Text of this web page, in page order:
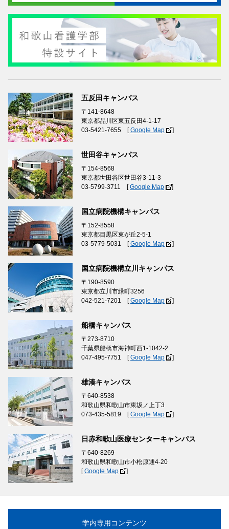
五反田キャンパス
〒141-8648
東京都品川区東五反田4-1-17
03-5421-7655 [Google Map ]
世田谷キャンパス
〒154-8568
東京都世田谷区世田谷3-11-3
03-5799-3711 [Google Map ]
国立病院機構キャンパス
〒152-8558
東京都目黒区東が丘2-5-1
03-5779-5031 [Google Map ]
国立病院機構立川キャンパス
〒190-8590
東京都立川市緑町3256
042-521-7201 [Google Map ]
船橋キャンパス
〒273-8710
千葉県船橋市海神町西1-1042-2
047-495-7751 [Google Map ]
雄湊キャンパス
〒640-8538
和歌山県和歌山市東坂ノ上丁3
073-435-5819 [Google Map ]
日赤和歌山医療センターキャンパス
〒640-8269
和歌山県和歌山市小松原通4-20
[Google Map ]
学内専用コンテンツ